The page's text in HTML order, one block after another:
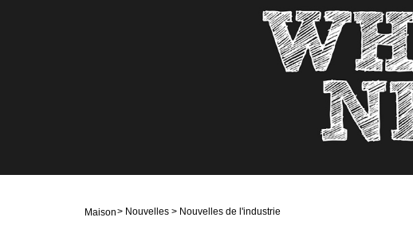
Maison> Nouvelles > Nouvelles de l'industrie